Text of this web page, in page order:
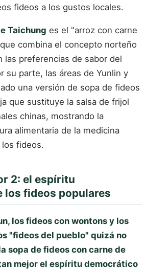
fideos a los gustos locales.
Taichung es el "arroz con carne
combina el concepto norteño
las preferencias de sabor del
su parte, las áreas de Yunlin y
una versión de sopa de fideos
que sustituye la salsa de frijol
chinas, mostrando la
alimentaria de la medicina
fideos.
2: el espíritu
los fideos populares
los fideos con wontons y los
"fideos del pueblo" quizá no
sopa de fideos con carne de
mejor el espíritu democrático